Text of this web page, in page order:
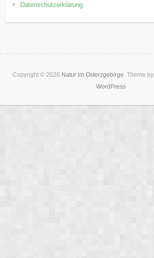
Datenschutzerklärung
Copyright © 2026 Natur im Osterzgebirge. Theme by
WordPress